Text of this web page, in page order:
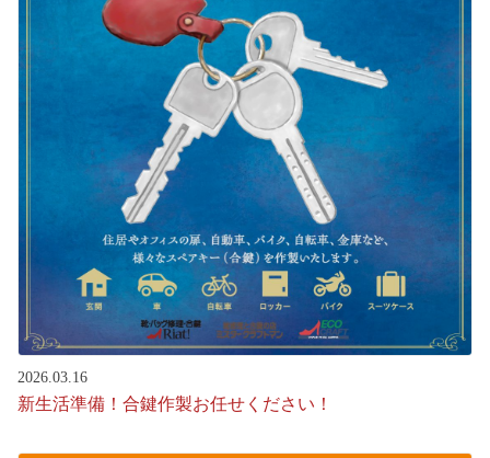
2026.03.16
新生活準備！合鍵作製お任せください！